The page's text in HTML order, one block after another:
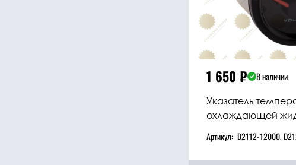
1 650 ₽
В наличии
Указатель
охлаждающей
Артикул: D2112-12000,